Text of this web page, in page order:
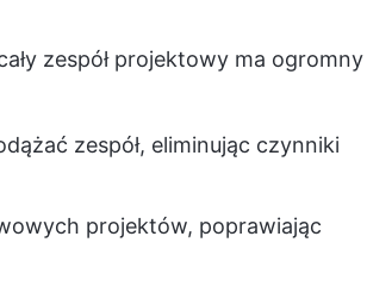
zespół projektowy ma ogromny
zespół, eliminując czynniki
projektów, poprawiając